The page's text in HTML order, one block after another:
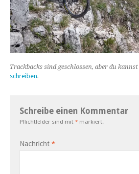
Trackbacks sind geschlossen, aber du kannst
schreiben.
Schreibe einen Kommentar
Pflichtfelder sind mit * markiert.
Nachricht *